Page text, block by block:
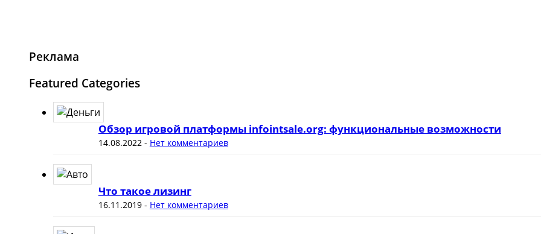
Реклама
Featured Categories
Обзор игровой платформы infointsale.org: функциональные возможности
14.08.2022 - Нет комментариев
Что такое лизинг
16.11.2019- Нет комментариев